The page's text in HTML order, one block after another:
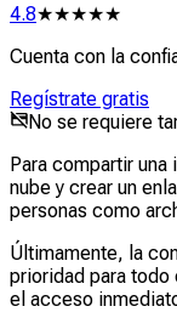
4.8★★★★★
Cuenta con la
Regístrate gratis
No se requiere
Para compartir una
nube y crear un
personas como
Últimamente, la
prioridad para todo
el acceso